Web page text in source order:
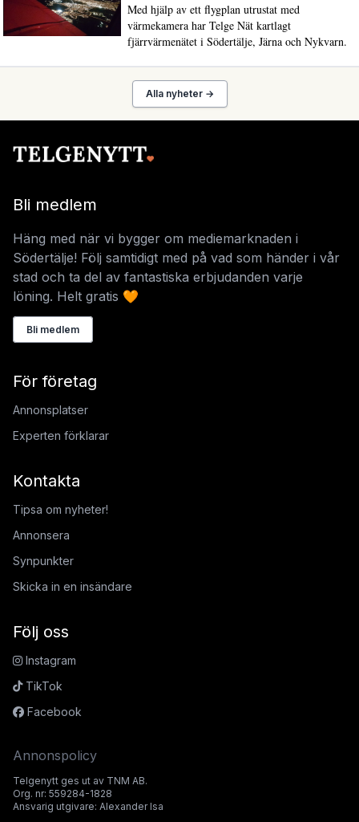
Med hjälp av ett flygplan utrustat med
värmekamera har Telge Nät kartlagt
fjärrvärmenätet i Södertälje, Järna och Nykvarn.
Alla nyheter →
Bli medlem
Häng med när vi bygger om mediemarknaden i
Södertälje! Följ samtidigt med på vad som händer i vår
stad och ta del av fantastiska erbjudanden varje
löning. Helt gratis 🧡
Bli medlem
För företag
Annonsplatser
Experten förklarar
Kontakta
Tipsa om nyheter!
Annonsera
Synpunkter
Skicka in en insändare
Följ oss
Instagram
TikTok
Facebook
Annonspolicy
Telgenytt ges ut av TNM AB.
Org. nr: 559284-1828
Ansvarig utgivare: Alexander Isa